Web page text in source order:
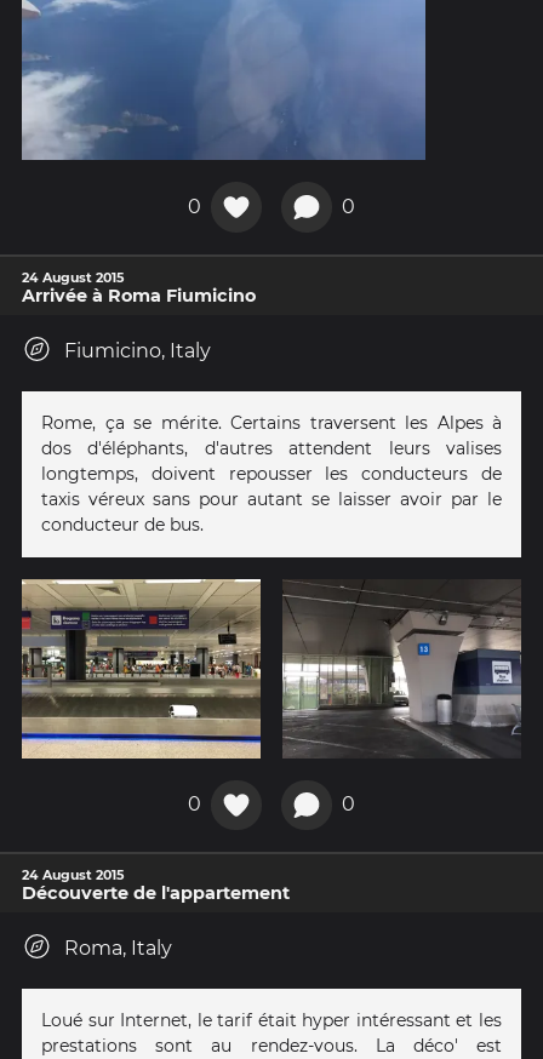
0 0
24 August 2015
Arrivée à Roma Fiumicino
Fiumicino, Italy
Rome, ça se mérite. Certains traversent les Alpes à
dos d'éléphants, d'autres attendent leurs valises
longtemps, doivent repousser les conducteurs de
taxis véreux sans pour autant se laisser avoir par le
conducteur de bus.
0 0
24 August 2015
Découverte de l'appartement
Roma, Italy
Loué sur Internet, le tarif était hyper intéressant et les
prestations sont au rendez-vous. La déco' est